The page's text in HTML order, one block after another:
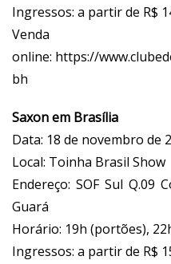
Ingressos: a partir de R$
Venda
online: https://
bh
Saxon em Brasília
Data: 18 de novembro de
Local: Toinha Brasil Show
Endereço: SOF Sul Q.09
Guará
Horário: 19h (portões),
Ingressos: a partir de R$